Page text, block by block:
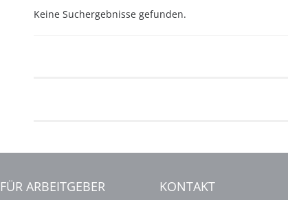
Keine Suchergebnisse gefunden.
FÜR ARBEITGEBER KONTAKT